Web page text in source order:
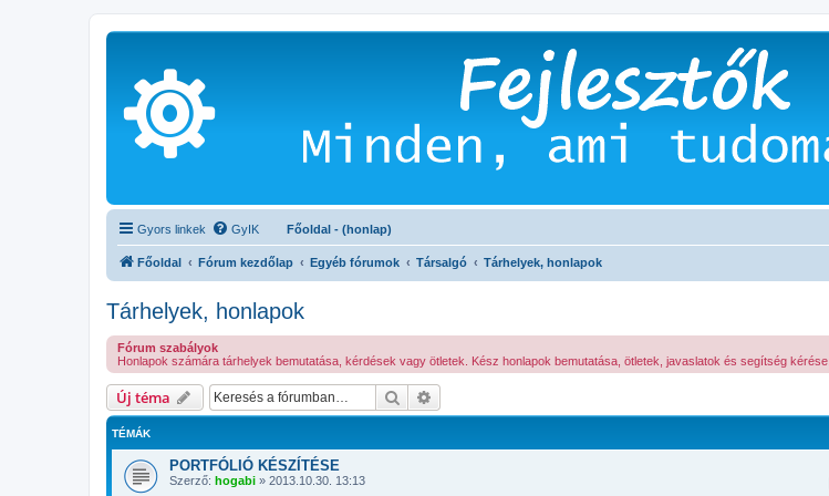
Gyors linkek GyIK Főoldal - (honlap)
Főoldal Fórum kezdőlap Egyéb fórumok Társalgó Tárhelyek, honlapok
Tárhelyek, honlapok
Fórum szabályok
Honlapok számára tárhelyek bemutatása, kérdések vagy ötletek. Kész honlapok bemutatása, ötletek, javaslatok és segítség kérése.
Új téma Keresés
TÉMÁK
PORTFÓLIÓ KÉSZÍTÉSE
Szerző: hogabi » 2013.10.30. 13:13